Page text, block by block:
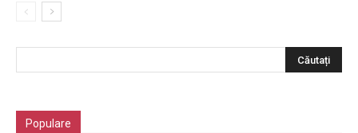
Populare